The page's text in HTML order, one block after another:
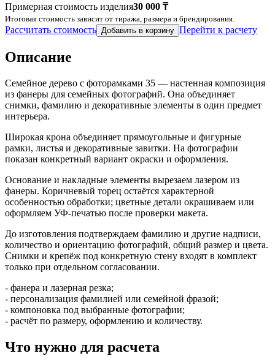
Примерная стоимость изделия30 000 ₸
Итоговая стоимость зависит от тиража, размера и брендирования.
Рассчитать стоимость Добавить в корзину Перейти к расчету
Описание
Семейное дерево с фоторамками 35 — настенная композиция
из фанеры для семейных фотографий. Она объединяет
снимки, фамилию и декоративные элементы в один предмет
интерьера.
Широкая крона объединяет прямоугольные и фигурные
рамки, листья и декоративные завитки. На фотографии
показан конкретный вариант окраски и оформления.
Основание и накладные элементы вырезаем лазером из
фанеры. Коричневый торец остаётся характерной
особенностью обработки; цветные детали окрашиваем или
оформляем УФ-печатью после проверки макета.
До изготовления подтверждаем фамилию и другие надписи,
количество и ориентацию фотографий, общий размер и цвета.
Снимки и крепёж под конкретную стену входят в комплект
только при отдельном согласовании.
- фанера и лазерная резка;
- персонализация фамилией или семейной фразой;
- компоновка под выбранные фотографии;
- расчёт по размеру, оформлению и количеству.
Что нужно для расчета